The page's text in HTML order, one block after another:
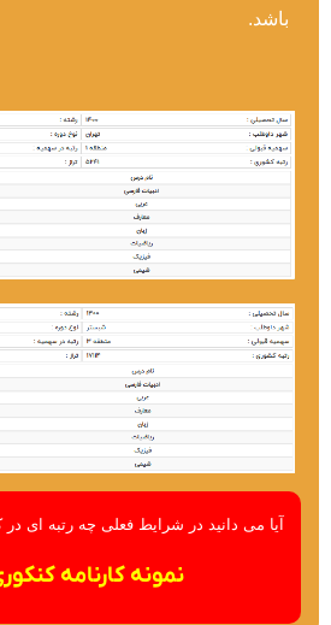
باشد.
آیا می دانید در شرایط فعلی چه رتبه ای
نمونه کارنامه